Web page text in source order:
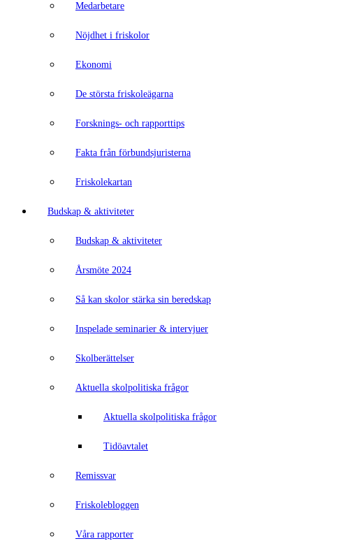
Medarbetare
Nöjdhet i friskolor
Ekonomi
De största friskoleägarna
Forsknings- och rapporttips
Fakta från förbundsjuristerna
Friskolekartan
Budskap & aktiviteter
Budskap & aktiviteter
Årsmöte 2024
Så kan skolor stärka sin beredskap
Inspelade seminarier & intervjuer
Skolberättelser
Aktuella skolpolitiska frågor
Aktuella skolpolitiska frågor
Tidöavtalet
Remissvar
Friskolebloggen
Våra rapporter